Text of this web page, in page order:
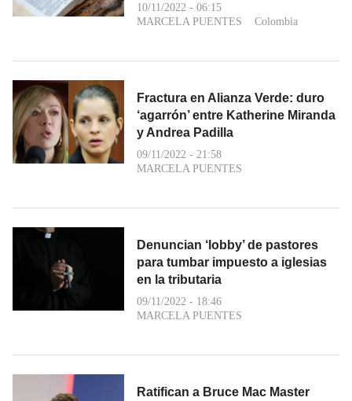
10/11/2022 - 06:15
MARCELA PUENTES
Colombia
Fractura en Alianza Verde: duro
‘agarrón’ entre Katherine Miranda
y Andrea Padilla
09/11/2022 - 21:58
MARCELA PUENTES
Denuncian ‘lobby’ de pastores
para tumbar impuesto a iglesias
en la tributaria
09/11/2022 - 18:46
MARCELA PUENTES
Ratifican a Bruce Mac Master